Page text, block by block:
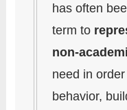
has often
term to
non-
need in
behavior,